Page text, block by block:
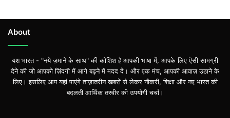
About
यश भारत - "नये ज़माने के साथ" की कोशिश है आपकी भाषा में, आपके लिए ऎसी सामग्री
देने की जो आपको ज़िंदगी में आगे बढ़ने में मदद दे। और एक मंच, आपकी आवाज़ उठाने के
लिए। इसलिए आप यहां पाएंगे ताज़ातरीन खबरों से लेकर नौकरी, शिक्षा और नए भारत की
बदलती आर्थिक तस्वीर की उपयोगी चर्चा।